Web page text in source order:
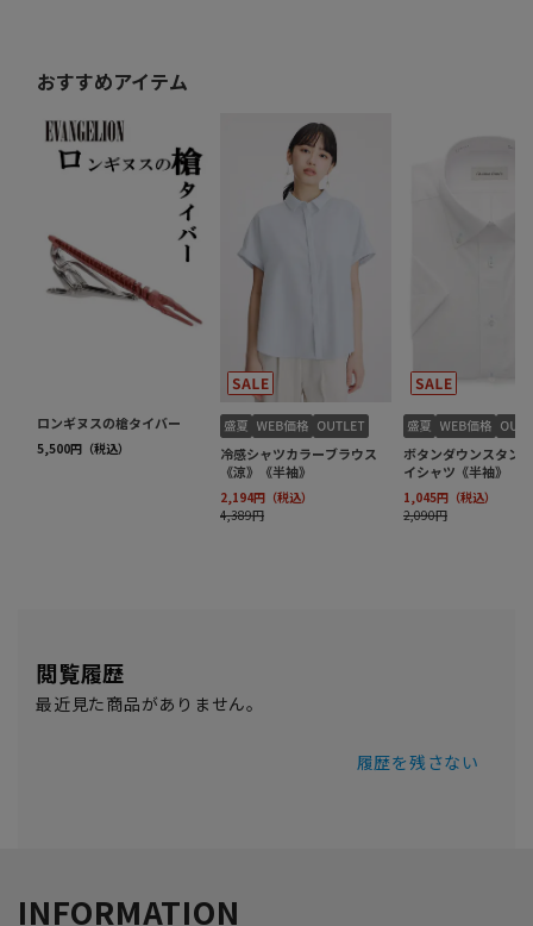
閲覧履歴
最近見た商品がありません。
履歴を残さない
INFORMATION